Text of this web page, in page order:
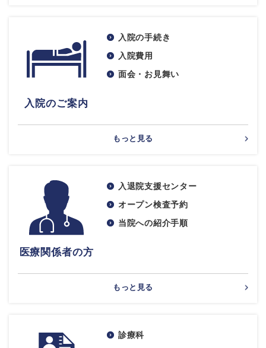
入院のご案内
入院の手続き
入院費用
面会・お見舞い
もっと見る
医療関係者の方
入退院支援センター
オープン検査予約
当院への紹介手順
もっと見る
診療科